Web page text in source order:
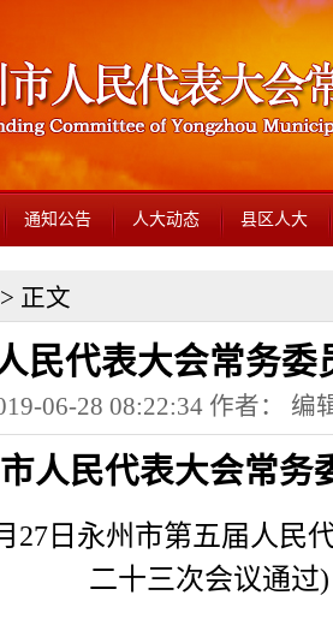
通知公告 人大动态 县区人大
> 正文
民代表大会常务委
06-28 08:22:34 作者： 编
民代表大会常务
日永州市第五届人民
二十三次会议通过)